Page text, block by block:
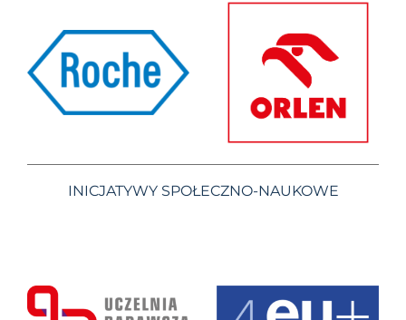
INICJATYWY SPOŁECZNO-NAUKOWE